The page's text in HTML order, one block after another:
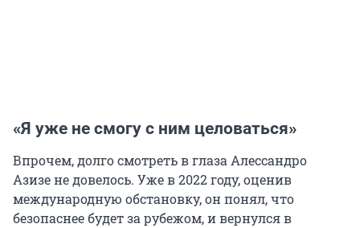
«Я уже не смогу с ним целоваться»
Впрочем, долго смотреть в глаза Алессандро
Азизе не довелось. Уже в 2022 году, оценив
международную обстановку, он понял, что
безопаснее будет за рубежом, и вернулся в